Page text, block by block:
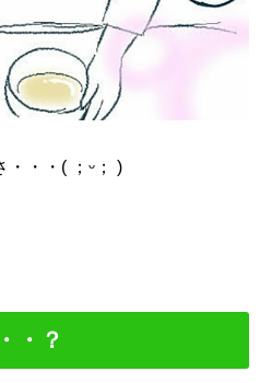
・・・( ；ᵕ； )
・？